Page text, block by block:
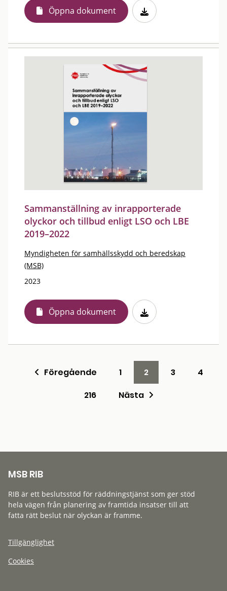
Öppna dokument
Sammanställning av inrapporterade
olyckor och tillbud enligt LSO och LBE
2019–2022
Myndigheten för samhällsskydd och beredskap
(MSB)
2023
Öppna dokument
Föregående 1 2 3
4
216
Nästa
MSB RIB
RIB är ett beslutsstöd för räddningstjänst som ger stöd
hela vägen från planering av framtida insatser till att
fatta rätt beslut när olyckan är framme.
Tillgänglighet
Cookies